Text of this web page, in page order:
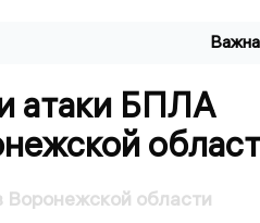
атаки БПЛА
Воронежской области